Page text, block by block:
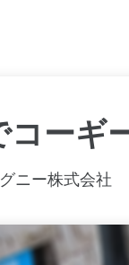
コーギ
ニー株式会社